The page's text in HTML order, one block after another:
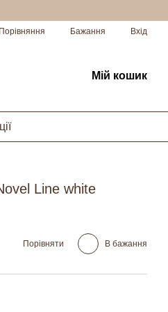
Порівняння Бажання Вхід
Мій кошик
Line white
Порівняти В бажання